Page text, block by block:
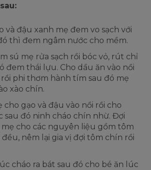
và đậu xanh mẹ đem vo sạch với
thì đem ngâm nước cho mềm.
sú mẹ rửa sạch rồi bóc vỏ, rút chỉ
đem thái lựu. Cho dầu ăn vào nồi
phi thơm hành tím sau đó mẹ
xào chín.
cho gạo và đậu vào nồi rồi cho
sau đó ninh cháo chín nhừ. Đợi
mẹ cho các nguyên liệu gồm tôm
nêm lại gia vị đợi tôm chín rồi
cháo ra bát sau đó cho bé ăn lúc